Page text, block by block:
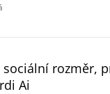
rozměr,
Ai